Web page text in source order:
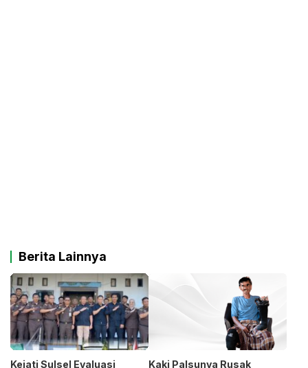
Berita Lainnya
Kejati Sulsel Evaluasi
Kaki Palsunya Rusak